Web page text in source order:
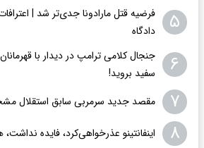
۵
فرضیه قتل مارادونا جدی‌تر شد |
دادگاه
۶
جنجال کلامی ترامپ در دیدار با
سفید بروید!
۷ مقصد جدید سرمربی سابق استقلال
۸ اینفانتینو عذرخواهی‌کرد، فایده